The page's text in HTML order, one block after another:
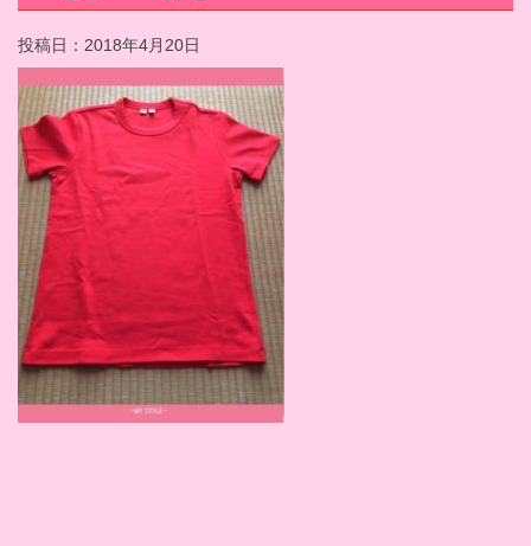
投稿日： 2018年4月20日